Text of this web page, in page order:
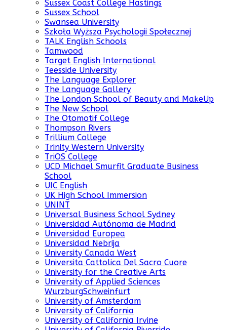
Sussex Coast College Hastings
Sussex School
Swansea University
Szkoła Wyższa Psychologii Społecznej
TALK English Schools
Tamwood
Target English International
Teesside University
The Language Explorer
The Language Gallery
The London School of Beauty and MakeUp
The New School
The Otomotif College
Thompson Rivers
Trillium College
Trinity Western University
TriOS College
UCD Michael Smurfit Graduate Business
School
UIC English
UK High School Immersion
UNINT
Universal Business School Sydney
Universidad Autónoma de Madrid
Universidad Europea
Universidad Nebrija
University Canada West
Universita Cattolica Del Sacro Cuore
University for the Creative Arts
University of Applied Sciences
WurzburgSchweinfurt
University of Amsterdam
University of California
University of California Irvine